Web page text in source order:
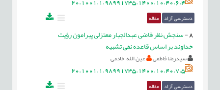
دسترسی آزاد مقاله
8
-سنجش نظر قاضی عبدالجبار معتزلی پیرامون رؤیت
خداوند بر اساس قاعده نفی تشبیه
سیدرضا فاطمی عین الله خادمی
20.1001.1.98991735.1400.10.40.7.5
دسترسی آزاد مقاله